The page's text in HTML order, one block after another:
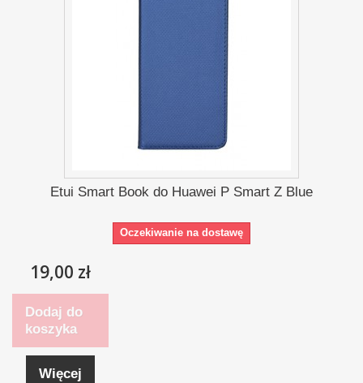
Etui Smart Book do Huawei P Smart Z Blue
Oczekiwanie na dostawę
19,00 zł
Dodaj do
koszyka
Więcej